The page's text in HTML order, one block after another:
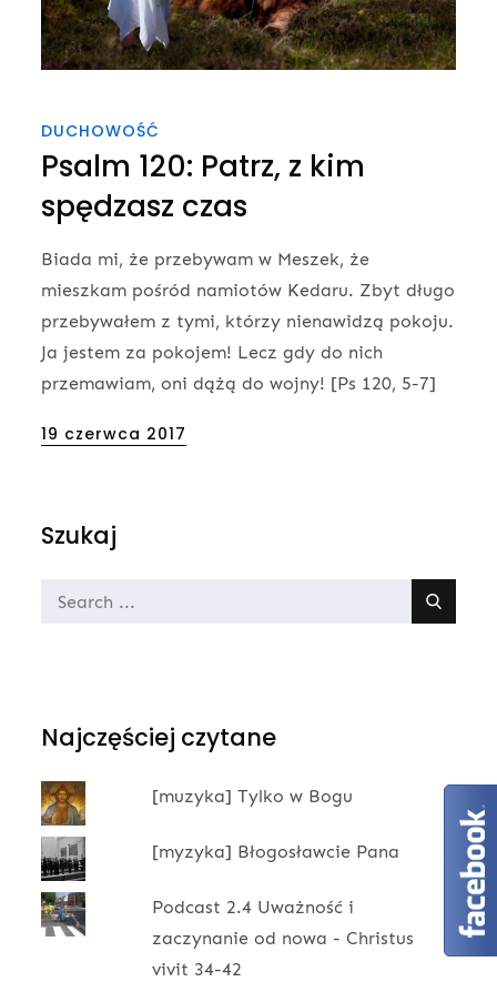
DUCHOWOŚĆ
Psalm 120: Patrz, z kim
spędzasz czas
Biada mi, że przebywam w Meszek, że
mieszkam pośród namiotów Kedaru. Zbyt długo
przebywałem z tymi, którzy nienawidzą pokoju.
Ja jestem za pokojem! Lecz gdy do nich
przemawiam, oni dążą do wojny! [Ps 120, 5-7]
Posted
19 czerwca 2017
Szukaj
Search
Najczęściej czytane
[muzyka] Tylko w Bogu
[myzyka] Błogosławcie Pana
Podcast 2.4 Uważność i
zaczynanie od nowa - Christus
vivit 34-42